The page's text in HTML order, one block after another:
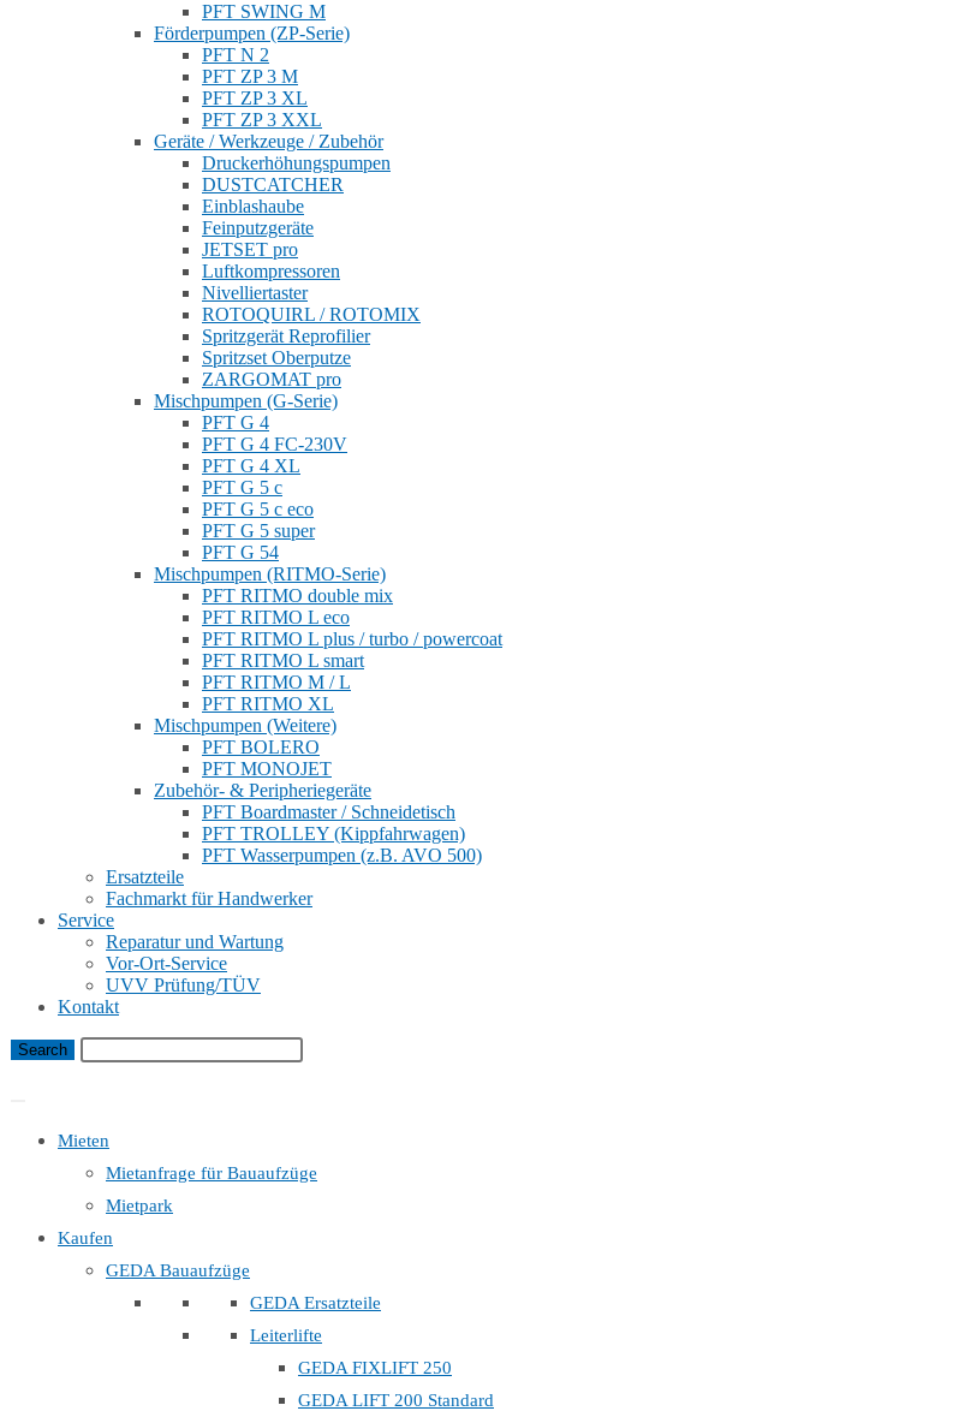
PFT SWING M
Förderpumpen (ZP-Serie)
PFT N 2
PFT ZP 3 M
PFT ZP 3 XL
PFT ZP 3 XXL
Geräte / Werkzeuge / Zubehör
Druckerhöhungspumpen
DUSTCATCHER
Einblashaube
Feinputzgeräte
JETSET pro
Luftkompressoren
Nivelliertaster
ROTOQUIRL / ROTOMIX
Spritzgerät Reprofilier
Spritzset Oberputze
ZARGOMAT pro
Mischpumpen (G-Serie)
PFT G 4
PFT G 4 FC-230V
PFT G 4 XL
PFT G 5 c
PFT G 5 c eco
PFT G 5 super
PFT G 54
Mischpumpen (RITMO-Serie)
PFT RITMO double mix
PFT RITMO L eco
PFT RITMO L plus / turbo / powercoat
PFT RITMO L smart
PFT RITMO M / L
PFT RITMO XL
Mischpumpen (Weitere)
PFT BOLERO
PFT MONOJET
Zubehör- & Peripheriegeräte
PFT Boardmaster / Schneidetisch
PFT TROLLEY (Kippfahrwagen)
PFT Wasserpumpen (z.B. AVO 500)
Ersatzteile
Fachmarkt für Handwerker
Service
Reparatur und Wartung
Vor-Ort-Service
UVV Prüfung/TÜV
Kontakt
Mieten
Mietanfrage für Bauaufzüge
Mietpark
Kaufen
GEDA Bauaufzüge
GEDA Ersatzteile
Leiterlifte
GEDA FIXLIFT 250
GEDA LIFT 200 Standard